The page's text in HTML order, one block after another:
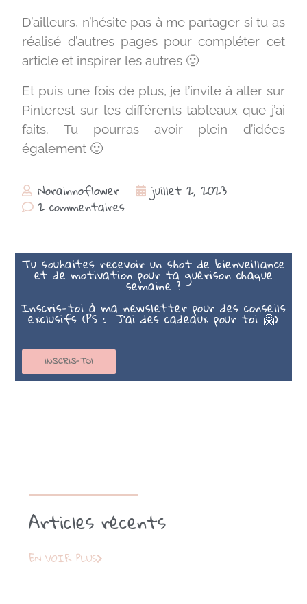
D’ailleurs, n’hésite pas à me partager si tu as
réalisé d’autres pages pour compléter cet
article et inspirer les autres 🙂
Et puis une fois de plus, je t’invite à aller sur
Pinterest sur les différents tableaux que j’ai
faits. Tu pourras avoir plein d’idées
également 🙂
Norainnoflower juillet 2, 2023
2 commentaires
Tu souhaites recevoir un shot de bienveillance
et de motivation pour ta guérison chaque
semaine ?
Inscris-toi à ma newsletter pour des conseils
exclusifs (PS : J’ai des cadeaux pour toi 🤗)
INSCRIS-TOI
Articles récents
EN VOIR PLUS